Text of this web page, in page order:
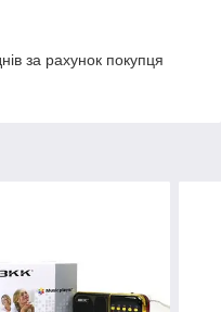
за рахунок покупця